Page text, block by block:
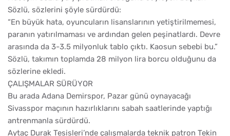
Sözlü, sözlerini şöyle sürdürdü:
“En büyük hata, oyuncuların lisanslarının yetiştirilmemesi,
paranın yatırılmaması ve ardından gelen peşinatlardı. Devre
arasında da 3-3.5 milyonluk tablo çıktı. Kaosun sebebi bu.”
Sözlü, takımın toplamda 28 milyon lira borcu olduğunu da
sözlerine ekledi.
ÇALIŞMALAR SÜRÜYOR
Bu arada Adana Demirspor, Pazar günü oynayacağı
Sivasspor maçının hazırlıklarını sabah saatlerinde yaptığı
antrenmanla sürdürdü.
Aytaç Durak Tesisleri’nde çalışmalarda teknik patron Tekin